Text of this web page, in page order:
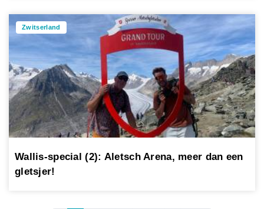
Zwitserland
Wallis-special (2): Aletsch Arena, meer dan een
gletsjer!